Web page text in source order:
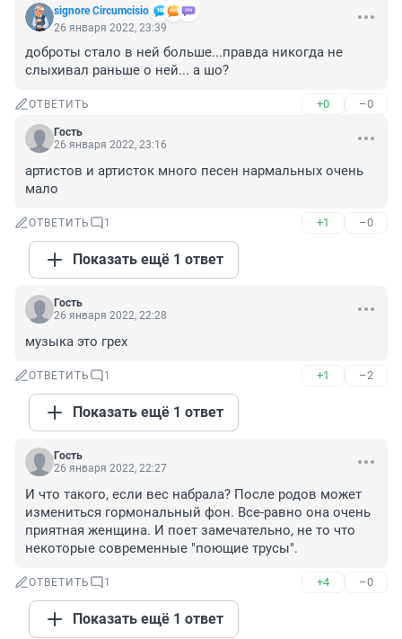
signore Сircumcisio
26 января 2022, 23:39
доброты стало в ней больше...правда никогда не
слыхивал раньше о ней... а шо?
ОТВЕТИТЬ +0 –0
Гость
26 января 2022, 23:16
артистов и артисток много песен нармальных очень
мало
ОТВЕТИТЬ 1 +1 –0
Показать ещё 1 ответ
Гость
26 января 2022, 22:28
музыка это грех
ОТВЕТИТЬ 1 +1 –2
Показать ещё 1 ответ
Гость
26 января 2022, 22:27
И что такого, если вес набрала? После родов может
измениться гормональный фон. Все-равно она очень
приятная женщина. И поет замечательно, не то что
некоторые современные "поющие трусы".
ОТВЕТИТЬ 1 +4 –0
Показать ещё 1 ответ